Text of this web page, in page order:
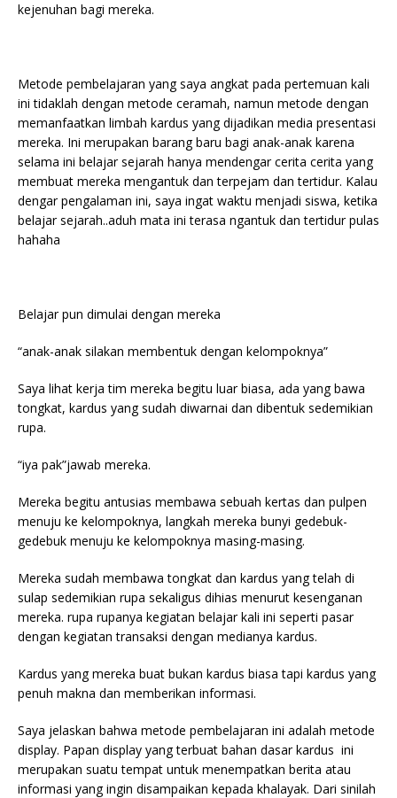
kejenuhan bagi mereka.
Metode pembelajaran yang saya angkat pada pertemuan kali
ini tidaklah dengan metode ceramah, namun metode dengan
memanfaatkan limbah kardus yang dijadikan media presentasi
mereka. Ini merupakan barang baru bagi anak-anak karena
selama ini belajar sejarah hanya mendengar cerita cerita yang
membuat mereka mengantuk dan terpejam dan tertidur. Kalau
dengar pengalaman ini, saya ingat waktu menjadi siswa, ketika
belajar sejarah..aduh mata ini terasa ngantuk dan tertidur pulas
hahaha
Belajar pun dimulai dengan mereka
“anak-anak silakan membentuk dengan kelompoknya”
Saya lihat kerja tim mereka begitu luar biasa, ada yang bawa
tongkat, kardus yang sudah diwarnai dan dibentuk sedemikian
rupa.
“iya pak”jawab mereka.
Mereka begitu antusias membawa sebuah kertas dan pulpen
menuju ke kelompoknya, langkah mereka bunyi gedebuk-
gedebuk menuju ke kelompoknya masing-masing.
Mereka sudah membawa tongkat dan kardus yang telah di
sulap sedemikian rupa sekaligus dihias menurut kesenganan
mereka. rupa rupanya kegiatan belajar kali ini seperti pasar
dengan kegiatan transaksi dengan medianya kardus.
Kardus yang mereka buat bukan kardus biasa tapi kardus yang
penuh makna dan memberikan informasi.
Saya jelaskan bahwa metode pembelajaran ini adalah metode
display. Papan display yang terbuat bahan dasar kardus ini
merupakan suatu tempat untuk menempatkan berita atau
informasi yang ingin disampaikan kepada khalayak. Dari sinilah